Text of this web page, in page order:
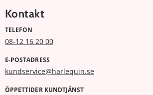
Kontakt
TELEFON
08-12 16 20 00
E-POSTADRESS
kundservice@harlequin.se
ÖPPETTIDER KUNDTJÄNST